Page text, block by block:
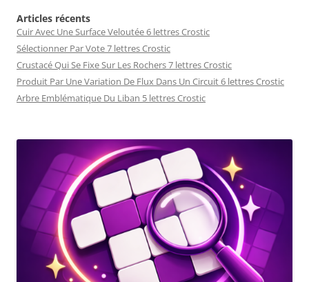
Articles récents
Cuir Avec Une Surface Veloutée 6 lettres Crostic
Sélectionner Par Vote 7 lettres Crostic
Crustacé Qui Se Fixe Sur Les Rochers 7 lettres Crostic
Produit Par Une Variation De Flux Dans Un Circuit 6 lettres Crostic
Arbre Emblématique Du Liban 5 lettres Crostic